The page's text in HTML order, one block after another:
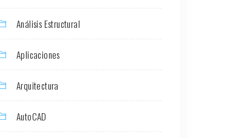
Análisis Estructural
Aplicaciones
Arquitectura
AutoCAD